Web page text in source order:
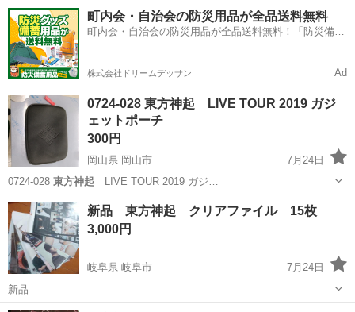
千葉 柏市 CD 東方神起
町内会・自治会の防災用品が全品送料無料
町内会・自治会の防災用品が全品送料無料！「防災備蓄
株式会社ドリームデッサン Ad
0724-028 東方神起 LIVE TOUR 2019 ガジ
ェットポーチ
300円
岡山県 岡山市
7月24日
0724-028 東方神起 LIVE TOUR 2019 ガジ…
岡山 岡山市 バッグ ガジェット
新品 東方神起 クリアファイル 15枚
3,000円
岐阜県 岐阜市
7月24日
新品